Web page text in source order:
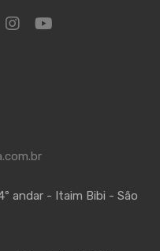
andar - Itaim Bibi - São